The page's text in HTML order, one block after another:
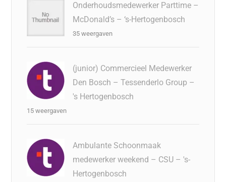
Onderhoudsmedewerker Parttime –
McDonald’s – ‘s-Hertogenbosch
35 weergaven
(junior) Commercieel Medewerker
Den Bosch – Tessenderlo Group –
's Hertogenbosch
15 weergaven
Ambulante Schoonmaak
medewerker weekend – CSU – 's-
Hertogenbosch